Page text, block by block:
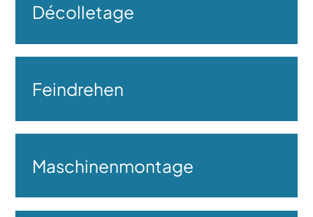
Décolletage
Feindrehen
Maschinenmontage